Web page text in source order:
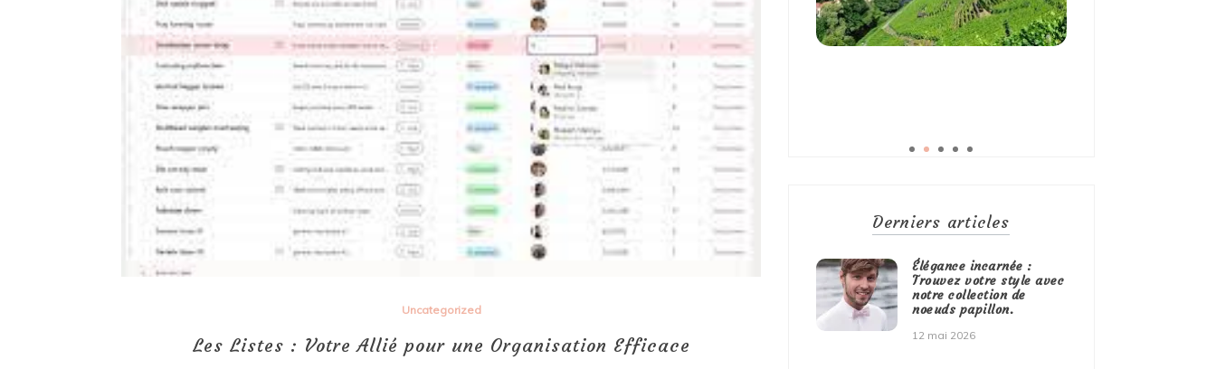
Uncategorized
Les Listes : Votre Allié pour une Organisation Efficace
Derniers articles
Élégance incarnée :
Trouvez votre style avec
notre collection de
noeuds papillon.
12 mai 2026